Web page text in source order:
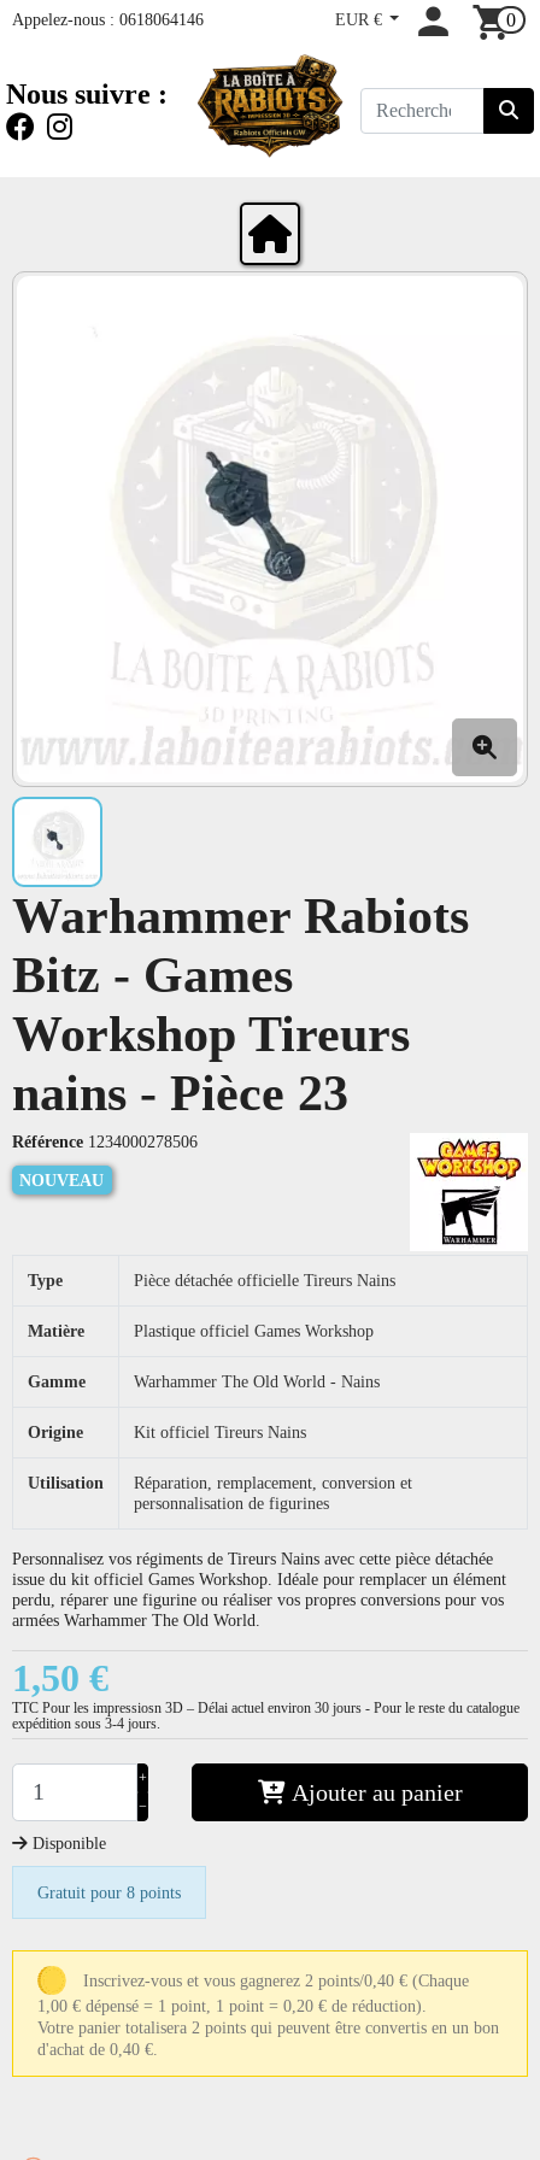
Appelez-nous : 0618064146 EUR € 0
Nous suivre :
Warhammer Rabiots
Bitz - Games
Workshop Tireurs
nains - Pièce 23
Référence 1234000278506
NOUVEAU
Type Pièce détachée officielle Tireurs Nains
Matière Plastique officiel Games Workshop
Gamme Warhammer The Old World - Nains
Origine Kit officiel Tireurs Nains
Utilisation
Réparation, remplacement, conversion et
personnalisation de figurines
Personnalisez vos régiments de Tireurs Nains avec cette pièce détachée
issue du kit officiel Games Workshop. Idéale pour remplacer un élément
perdu, réparer une figurine ou réaliser vos propres conversions pour vos
armées Warhammer The Old World.
1,50 €
TTC Pour les impressiosn 3D – Délai actuel environ 30 jours - Pour le reste du catalogue
expédition sous 3-4 jours.
+
−
Ajouter au panier
Disponible
Gratuit pour 8 points
Inscrivez-vous et vous gagnerez 2 points/0,40 € (Chaque
1,00 € dépensé = 1 point, 1 point = 0,20 € de réduction).
Votre panier totalisera 2 points qui peuvent être convertis en un bon
d'achat de 0,40 €.